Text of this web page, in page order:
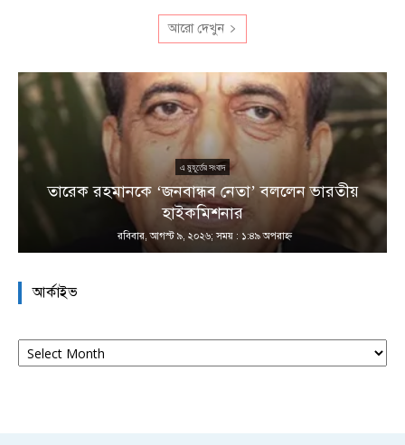
আরো দেখুন
এ মুহূর্তের সংবাদ
তারেক রহমানকে ‘জনবান্ধব নেতা’ বললেন ভারতীয়
হাইকমিশনার
রবিবার, আগস্ট ৯, ২০২৬; সময় : ১:৪৯ অপরাহ্ণ
আর্কাইভ
আর্কাইভ